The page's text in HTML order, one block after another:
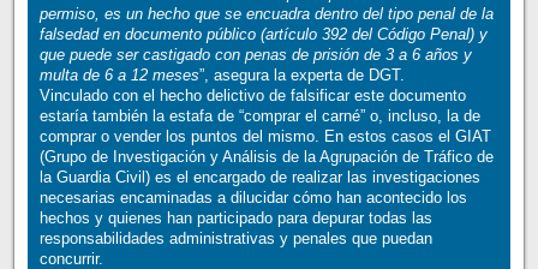
permiso, es un hecho que se encuadra dentro del tipo penal de la
falsedad en documento público (artículo 392 del Código Penal) y
que puede ser castigado con penas de prisión de 3 a 6 años y
multa de 6 a 12 meses”, asegura la experta de DGT.
Vinculado con el hecho delictivo de falsificar este documento
estaría también la estafa de “comprar el carné” o, incluso, la de
comprar o vender los puntos del mismo. En estos casos el GIAT
(Grupo de Investigación y Análisis de la Agrupación de Tráfico de
la Guardia Civil) es el encargado de realizar las investigaciones
necesarias encaminadas a dilucidar cómo han acontecido los
hechos y quienes han participado para depurar todas las
responsabilidades administrativas y penales que puedan
concurrir.